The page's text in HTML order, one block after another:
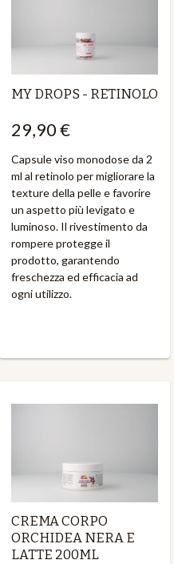
MY DROPS - RETINOLO
29,90 €
Capsule viso monodose da 2
ml al retinolo per migliorare la
texture della pelle e favorire
un aspetto più levigato e
luminoso. Il rivestimento da
rompere protegge il
prodotto, garantendo
freschezza ed efficacia ad
ogni utilizzo.
CREMA CORPO
ORCHIDEA NERA E
LATTE 200ML